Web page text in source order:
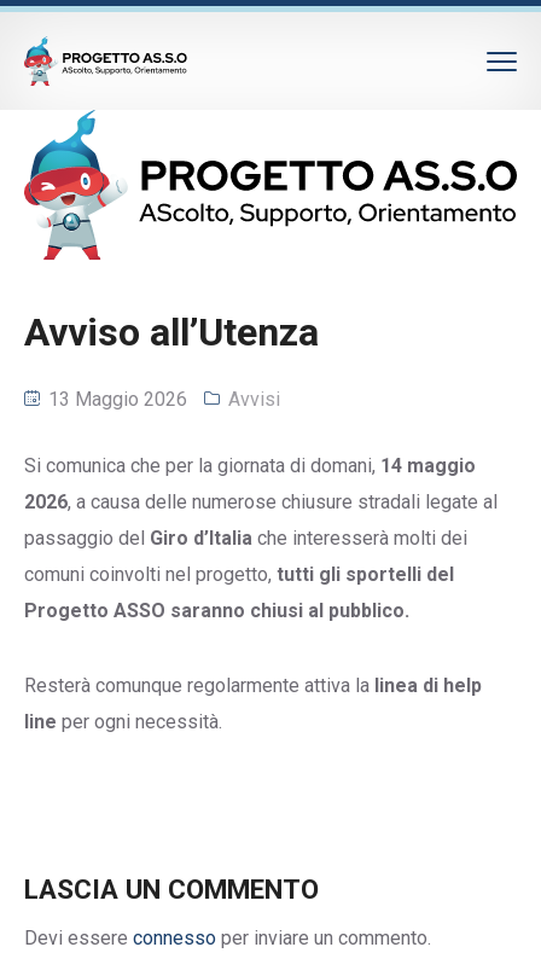
Avviso all’Utenza
13 Maggio 2026 Avvisi
Si comunica che per la giornata di domani, 14 maggio
2026, a causa delle numerose chiusure stradali legate al
passaggio del Giro d’Italia che interesserà molti dei
comuni coinvolti nel progetto, tutti gli sportelli del
Progetto ASSO saranno chiusi al pubblico.
Resterà comunque regolarmente attiva la linea di help
line per ogni necessità.
LASCIA UN COMMENTO
Devi essere connesso per inviare un commento.